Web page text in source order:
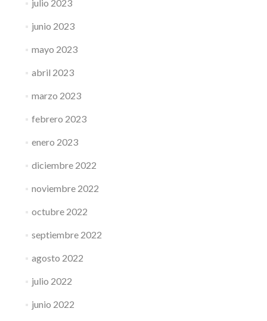
julio 2023
junio 2023
mayo 2023
abril 2023
marzo 2023
febrero 2023
enero 2023
diciembre 2022
noviembre 2022
octubre 2022
septiembre 2022
agosto 2022
julio 2022
junio 2022